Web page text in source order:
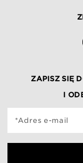
ZAPISZ SIĘ
I
*Adres e-mail